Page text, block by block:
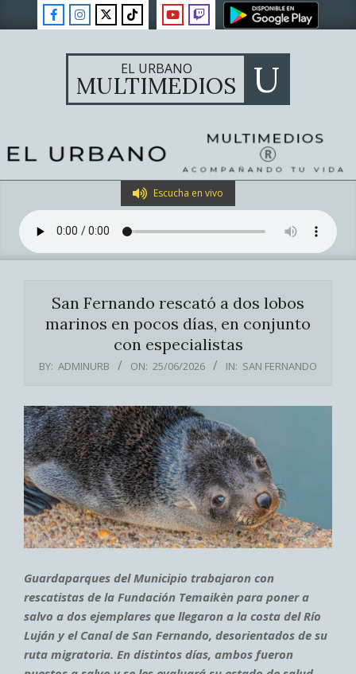
to
EL URBANO
MULTIMEDIOS U
Navigation
Menu
Escucha en vivo
San Fernando rescató a dos lobos
marinos en pocos días, en conjunto
con especialistas
BY: ADMINURB ON: 25/06/2026 IN: SAN FERNANDO
Guardaparques del Municipio trabajaron con
rescatistas de la Fundación Temaikèn para poner a
salvo a dos ejemplares que llegaron a la costa del Río
Luján y el Canal de San Fernando, desorientados de su
ruta migratoria. En distintos días, ambos fueron